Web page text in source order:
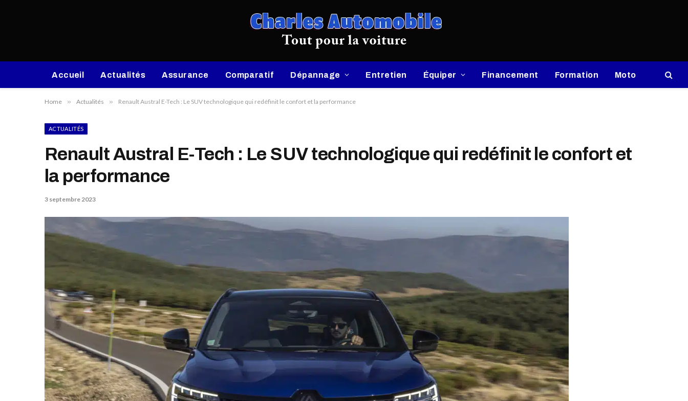
Accueil Actualités Assurance Comparatif Dépannage Entretien Équiper Financement Formation Moto
Home » Actualités » Renault Austral E-Tech : Le SUV technologique qui redéfinit le confort et la performance
ACTUALITÉS
Renault Austral E-Tech : Le SUV technologique qui redéfinit le confort et
la performance
3 septembre 2023